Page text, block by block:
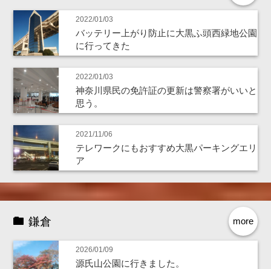
2022/01/03
バッテリー上がり防止に大黒ふ頭西緑地公園
に行ってきた
2022/01/03
神奈川県民の免許証の更新は警察署がいいと
思う。
2021/11/06
テレワークにもおすすめ大黒パーキングエリ
ア
more
鎌倉
2026/01/09
源氏山公園に行きました。